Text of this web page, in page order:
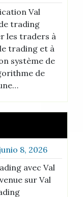
Val
trading
les traders à
trading et à
système de
de
8, 2026
avec Val
sur Val